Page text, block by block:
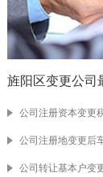
旌阳区变更公司
公司注册资本变更
公司注册地变更后
公司转让基本户变